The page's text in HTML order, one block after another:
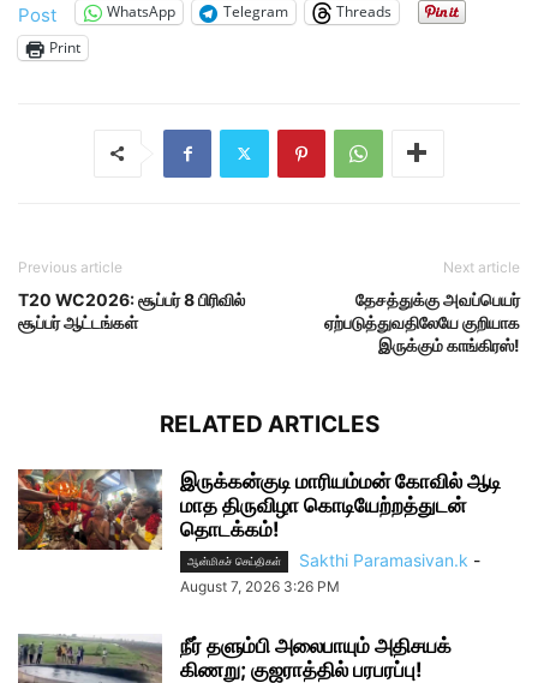
Post WhatsApp Telegram
Threads
Print
Previous article
T20 WC2026: சூப்பர் 8 பிரிவில்
சூப்பர் ஆட்டங்கள்
Next article
தேசத்துக்கு அவப்பெயர்
ஏற்படுத்துவதிலேயே குறியாக
இருக்கும் காங்கிரஸ்!
RELATED ARTICLES
இருக்கன்குடி மாரியம்மன் கோவில் ஆடி
மாத திருவிழா கொடியேற்றத்துடன்
தொடக்கம்!
ஆன்மிகச் செய்திகள் Sakthi Paramasivan.k -
August 7, 2026 3:26 PM
நீர் தளும்பி அலைபாயும் அதிசயக்
கிணறு; குஜராத்தில் பரபரப்பு!